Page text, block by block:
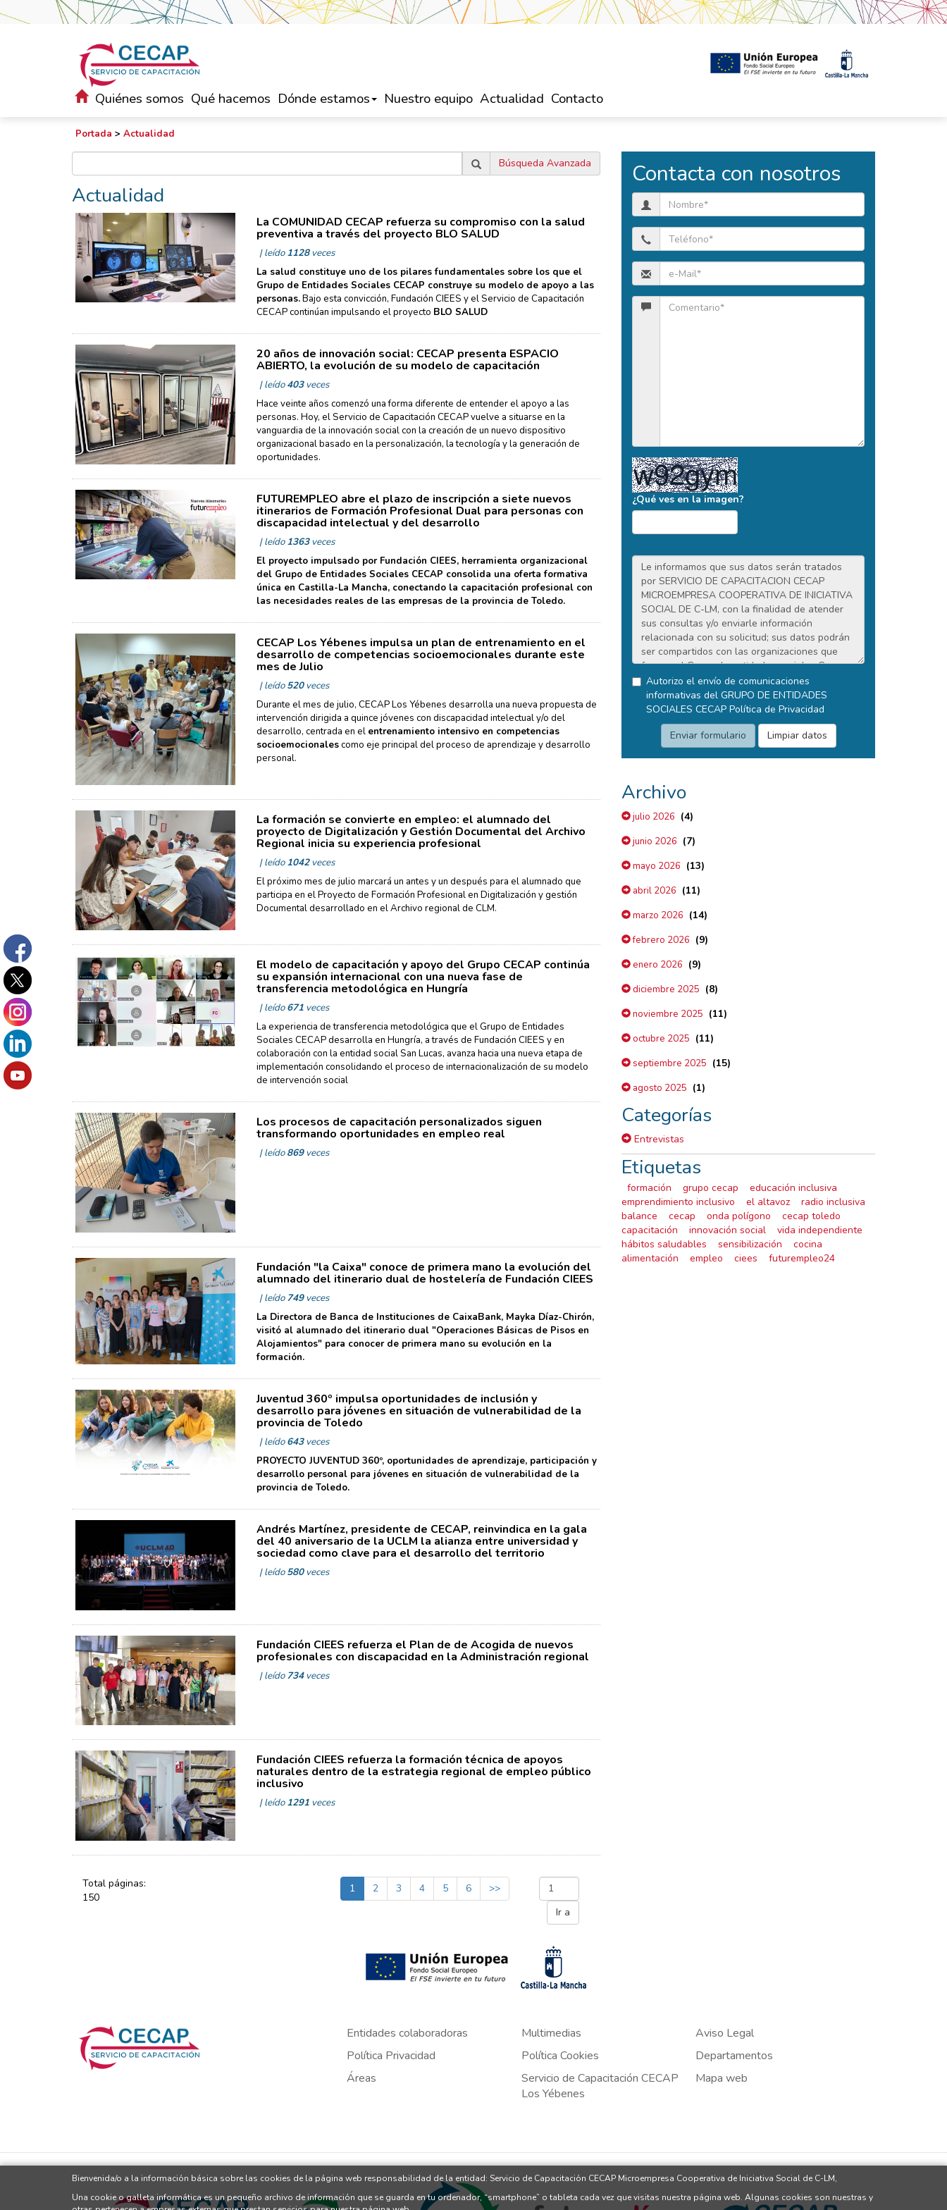
Quiénes somos Qué hacemos Dónde estamos Nuestro equipo Actualidad Contacto
Portada > Actualidad
Búsqueda Avanzada
Actualidad
La COMUNIDAD CECAP refuerza su compromiso con la salud
preventiva a través del proyecto BLO SALUD
| leído1128veces
La salud constituye uno de los pilares fundamentales sobre los que el
Grupo de Entidades Sociales CECAP construye su modelo de apoyo a las
personas.Bajo esta convicción, Fundación CIEES y el Servicio de Capacitación
CECAP continúan impulsando el proyecto BLO SALUD
20 años de innovación social: CECAP presenta ESPACIO
ABIERTO, la evolución de su modelo de capacitación
| leído403veces
Hace veinte años comenzó una forma diferente de entender el apoyo a las
personas. Hoy, el Servicio de Capacitación CECAP vuelve a situarse en la
vanguardia de la innovación social con la creación de un nuevo dispositivo
organizacional basado en la personalización, la tecnología y la generación de
oportunidades.
FUTUREMPLEO abre el plazo de inscripción a siete nuevos
itinerarios de Formación Profesional Dual para personas con
discapacidad intelectual y del desarrollo
| leído1363veces
El proyecto impulsado por Fundación CIEES, herramienta organizacional
del Grupo de Entidades Sociales CECAP consolida una oferta formativa
única en Castilla-La Mancha, conectando la capacitación profesional con
las necesidades reales de las empresas de la provincia de Toledo.
CECAP Los Yébenes impulsa un plan de entrenamiento en el
desarrollo de competencias socioemocionales durante este
mes de Julio
| leído520veces
Durante el mes de julio, CECAP Los Yébenes desarrolla una nueva propuesta de
intervención dirigida a quince jóvenes con discapacidad intelectual y/o del
desarrollo, centrada en el entrenamiento intensivo en competencias
socioemocionalescomo eje principal del proceso de aprendizaje y desarrollo
personal.
La formación se convierte en empleo: el alumnado del
proyecto de Digitalización y Gestión Documental del Archivo
Regional inicia su experiencia profesional
| leído1042veces
El próximo mes de julio marcará un antes y un después para el alumnado que
participa en el Proyecto de Formación Profesional en Digitalización y gestión
Documental desarrollado en el Archivo regional de CLM.
El modelo de capacitación y apoyo del Grupo CECAP continúa
su expansión internacional con una nueva fase de
transferencia metodológica en Hungría
| leído671veces
La experiencia de transferencia metodológica que el Grupo de Entidades
Sociales CECAP desarrolla en Hungría, a través de Fundación CIEES y en
colaboración con la entidad social San Lucas, avanza hacia una nueva etapa de
implementación consolidando el proceso de internacionalización de su modelo
de intervención social
Los procesos de capacitación personalizados siguen
transformando oportunidades en empleo real
| leído869veces
Fundación "la Caixa" conoce de primera mano la evolución del
alumnado del itinerario dual de hostelería de Fundación CIEES
| leído749veces
La Directora de Banca de Instituciones de CaixaBank, Mayka Díaz-Chirón,
visitó al alumnado del itinerario dual "Operaciones Básicas de Pisos en
Alojamientos" para conocer de primera mano su evolución en la
formación.
Juventud 360º impulsa oportunidades de inclusión y
desarrollo para jóvenes en situación de vulnerabilidad de la
provincia de Toledo
| leído643veces
PROYECTO JUVENTUD 360º, oportunidades de aprendizaje, participación y
desarrollo personal para jóvenes en situación de vulnerabilidad de la
provincia de Toledo.
Andrés Martínez, presidente de CECAP, reinvindica en la gala
del 40 aniversario de la UCLM la alianza entre universidad y
sociedad como clave para el desarrollo del territorio
| leído580veces
Fundación CIEES refuerza el Plan de de Acogida de nuevos
profesionales con discapacidad en la Administración regional
| leído734veces
Fundación CIEES refuerza la formación técnica de apoyos
naturales dentro de la estrategia regional de empleo público
inclusivo
| leído1291veces
Total páginas:
150
1 2 3 4 5 6 >>
Contacta con nosotros
¿Qué ves en la imagen?
Autorizo el envío de comunicaciones
informativas del GRUPO DE ENTIDADES
SOCIALES CECAP Política de Privacidad
Archivo
julio 2026 (4)
junio 2026 (7)
mayo 2026 (13)
abril 2026 (11)
marzo 2026 (14)
febrero 2026 (9)
enero 2026 (9)
diciembre 2025 (8)
noviembre 2025 (11)
octubre 2025 (11)
septiembre 2025 (15)
agosto 2025 (1)
Categorías
Entrevistas
Etiquetas
formación grupo cecap
educación inclusiva
emprendimiento inclusivo
el altavoz
radio inclusiva
balance
cecap onda polígono
cecap toledo
capacitación
innovación social
vida independiente
hábitos saludables
sensibilización
cocina
alimentación
empleo ciees futurempleo24
Entidades colaboradoras Multimedias
Aviso Legal
Política Privacidad
Política Cookies
Departamentos
Áreas
Servicio de Capacitación CECAP
Los Yébenes
Mapa web
Bienvenida/o a la información básica sobre las cookies de la página web responsabilidad de la entidad: Servicio de Capacitación CECAP Microempresa Cooperativa de Iniciativa Social de C-LM,
Una cookie o galleta informática es un pequeño archivo de información que se guarda en tu ordenador, “smartphone” o tableta cada vez que visitas nuestra página web. Algunas cookies son nuestras y